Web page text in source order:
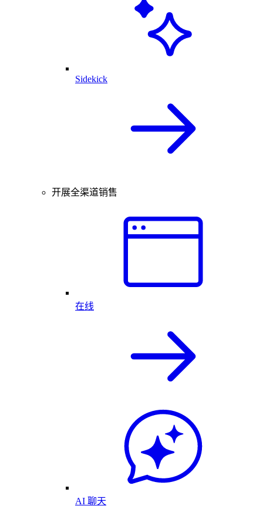
Sidekick
开展全渠道销售
在线
AI 聊天